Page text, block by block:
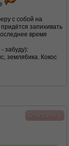
с собой на
запихивать
время
забуду):
земля6ика. Кокос
ОльгаSha